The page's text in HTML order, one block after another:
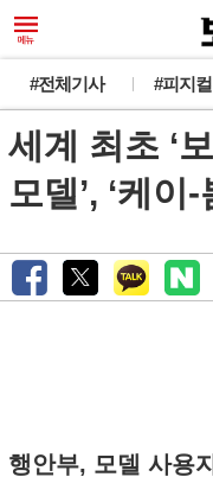
#전체기사 #피지
세계 최초 ‘
모델’, ‘케이
행안부, 모델 사용
새로운 뉴스가 도착했습니다.
韓 외교관 전원 해킹 추